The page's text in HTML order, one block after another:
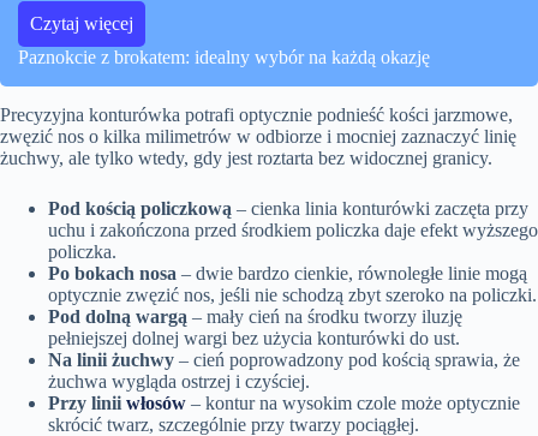
Czytaj więcej
Paznokcie z brokatem: idealny wybór na każdą okazję
Precyzyjna konturówka potrafi optycznie podnieść kości jarzmowe,
zwęzić nos o kilka milimetrów w odbiorze i mocniej zaznaczyć linię
żuchwy, ale tylko wtedy, gdy jest roztarta bez widocznej granicy.
Pod kością policzkową – cienka linia konturówki zaczęta przy
uchu i zakończona przed środkiem policzka daje efekt wyższego
policzka.
Po bokach nosa – dwie bardzo cienkie, równoległe linie mogą
optycznie zwęzić nos, jeśli nie schodzą zbyt szeroko na policzki.
Pod dolną wargą – mały cień na środku tworzy iluzję
pełniejszej dolnej wargi bez użycia konturówki do ust.
Na linii żuchwy – cień poprowadzony pod kością sprawia, że
żuchwa wygląda ostrzej i czyściej.
Przy linii włosów – kontur na wysokim czole może optycznie
skrócić twarz, szczególnie przy twarzy pociągłej.